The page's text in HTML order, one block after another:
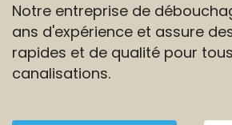
Notre entreprise de
ans d'expérience et assure
rapides et de qualité pour
canalisations.